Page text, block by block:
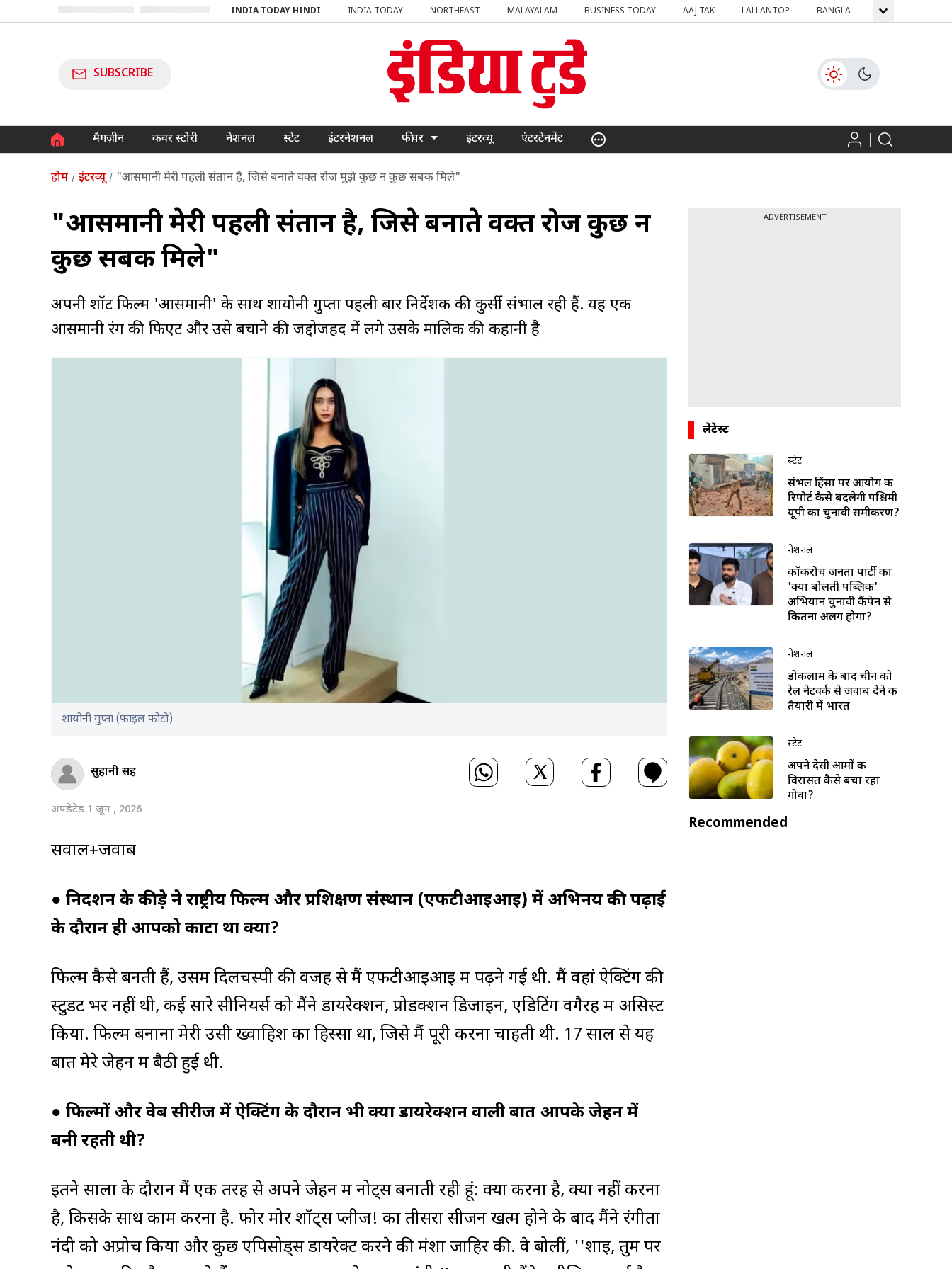
INDIA TODAY HINDI INDIA TODAY NORTHEAST MALAYALAM BUSINESS TODAY AAJ TAK LALLANTOP BANGLA GNTTV
SUBSCRIBE
मैगज़ीन कवर स्टोरी नेशनल स्टेट इंटरनेशनल फीचर इंटरव्यू एंटरटेनमेंट
होम इंटरव्यू "आसमानी मेरी पहली संतान है, जिसे बनाते वक्त रोज मुझे कुछ न कुछ सबक मिले"
"आसमानी मेरी पहली संतान है, जिसे बनाते वक्त रोज कुछ न
कुछ सबक मिले"
अपनी शॉर्ट फिल्म 'आसमानी' के साथ शायोनी गुप्ता पहली बार निर्देशक की कुर्सी संभाल रही हैं. यह एक
आसमानी रंग की फिएट और उसे बचाने की जद्दोजहद में लगे उसके मालिक की कहानी है
शायोनी गुप्ता (फाइल फोटो)
सुहानी सिंह
अपडेटेड 1 जून , 2026
सवाल+जवाब
● निर्देशन के कीड़े ने राष्ट्रीय फिल्म और प्रशिक्षण संस्थान (एफटीआइआइ) में अभिनय की पढ़ाई
के दौरान ही आपको काटा था क्या?
फिल्में कैसे बनती हैं, उसमें दिलचस्पी की वजह से मैं एफटीआइआइ में पढ़ने गई थी. मैं वहां ऐक्टिंग की
स्टुडेंट भर नहीं थी, कई सारे सीनियर्स को मैंने डायरेक्शन, प्रोडक्शन डिजाइन, एडिटिंग वगैरह में असिस्ट
किया. ‌‌फिल्म बनाना मेरी उसी ख्वाहिश का हिस्सा था, जिसे मैं पूरी करना चाहती थी. 17 साल से यह
बात मेरे जेहन में बैठी हुई थी.
● फिल्मों और वेब सीरीज में ऐक्टिंग के दौरान भी क्या डायरेक्शन वाली बात आपके जेहन में
बनी रहती थी?
इतने सालों के दौरान मैं एक तरह से अपने जेहन में नोट्स बनाती रही हूं: क्या करना है, क्या नहीं करना
है, किसके साथ काम करना है. फोर मोर शॉट्स प्लीज! का तीसरा सीजन खत्म होने के बाद मैंने रंगीता
नंदी को अप्रोच किया और कुछ एपिसोड्स डायरेक्ट करने की मंशा जाहिर की. वे बोलीं, ''शाइ, तुम पर
ADVERTISEMENT
लेटेस्ट
स्टेट
संभल हिंसा पर आयोग की
रिपोर्ट कैसे बदलेगी पश्चिमी
यूपी का चुनावी समीकरण?
नेशनल
कॉकरोच जनता पार्टी का
'क्या बोलती पब्लिक'
अभियान चुनावी कैंपेन से
कितना अलग होगा?
नेशनल
डोकलाम के बाद चीन को
रेल नेटवर्क से जवाब देने की
तैयारी में भारत
स्टेट
अपने देसी आमों की
विरासत कैसे बचा रहा
गोवा?
Recommended